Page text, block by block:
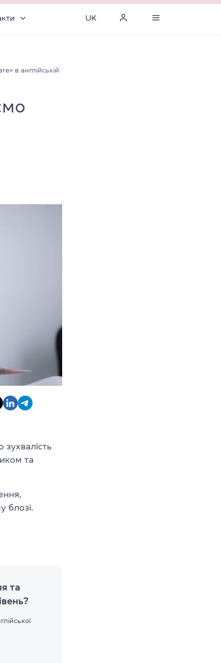
UK
в англійській
та
блозі.
та